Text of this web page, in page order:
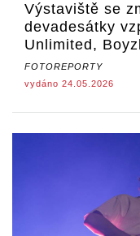
Výstaviště se
devadesátky
Unlimited,
FOTOREPORTY
vydáno 24.05.2026